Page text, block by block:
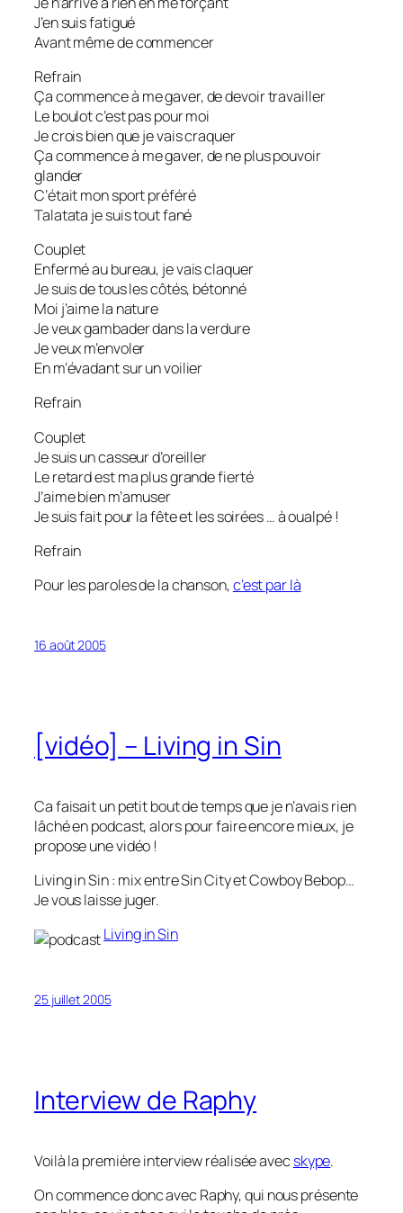
J’en suis fatigué
Avant même de commencer
Refrain
Ça commence à me gaver, de devoir travailler
Le boulot c’est pas pour moi
Je crois bien que je vais craquer
Ça commence à me gaver, de ne plus pouvoir
glander
C’était mon sport préféré
Talatata je suis tout fané
Couplet
Enfermé au bureau, je vais claquer
Je suis de tous les côtés, bétonné
Moi j’aime la nature
Je veux gambader dans la verdure
Je veux m’envoler
En m’évadant sur un voilier
Refrain
Couplet
Je suis un casseur d’oreiller
Le retard est ma plus grande fierté
J’aime bien m’amuser
Je suis fait pour la fête et les soirées … à oualpé !
Refrain
Pour les paroles de la chanson,c’est par là
16 août 2005
[vidéo] – Living in Sin
Ca faisait un petit bout de temps que je n’avais rien
lâché en podcast, alors pour faire encore mieux, je
propose une vidéo !
Living in Sin : mix entre Sin City et Cowboy Bebop…
Je vous laisse juger.
Living in Sin
25 juillet 2005
Interview de Raphy
Voilà la première interview réalisée avec skype.
On commence donc avec Raphy, qui nous présente